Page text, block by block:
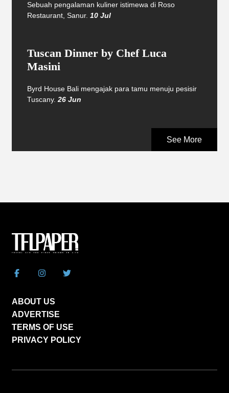
Sebuah pengalaman kuliner istimewa di Roso
Restaurant, Sanur. 10 Jul
Tuscan Dinner by Chef Luca
Masini
Byrd House Bali mengajak para tamu menuju pesisir
Tuscany. 26 Jun
See More
ABOUT US
ADVERTISE
TERMS OF USE
PRIVACY POLICY